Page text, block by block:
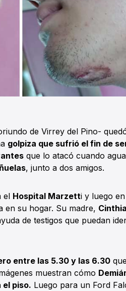
de Virrey del Pino-
golpiza que sufrió el fin de
que lo atacó cuando
, junto a dos amigos.
el Hospital Marzetti y luego
en su hogar. Su madre,
de testigos que puedan
entre las 5.30 y las 6.30
muestran cómo
piso. Luego para un Ford